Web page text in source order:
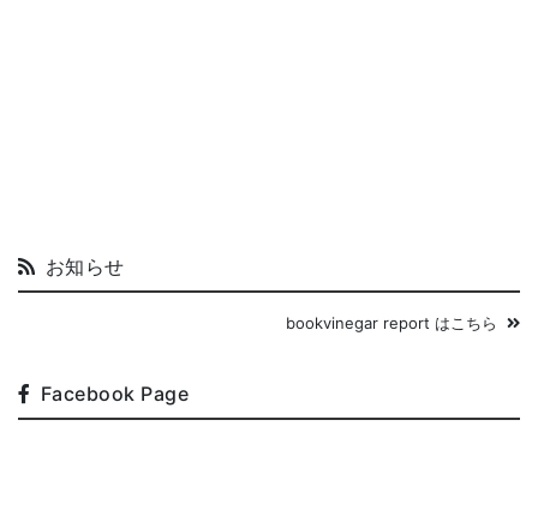
お知らせ
bookvinegar report はこちら
Facebook Page